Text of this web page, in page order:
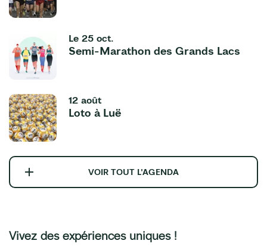
Le 25 oct.
Semi-Marathon des Grands Lacs
12 août
Loto à Luë
VOIR TOUT L'AGENDA
Vivez des expériences uniques !